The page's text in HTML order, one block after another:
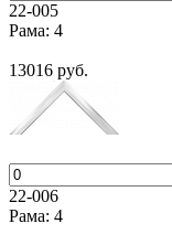
22-005
Рама: 4
13016 руб.
22-006
Рама: 4